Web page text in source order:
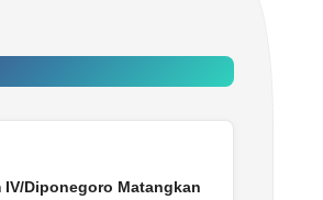
IV/Diponegoro Matangkan